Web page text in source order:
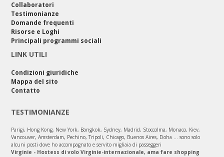
Collaboratori
Testimonianze
Domande frequenti
Risorse e Loghi
Principali programmi sociali
LINK UTILI
Condizioni giuridiche
Mappa del sito
Contatto
TESTIMONIANZE
Parigi, Hong Kong, New York, Bangkok, Sydney, Madrid, Stoccolma, Monaco, Kiev,
Vancouver, Amsterdam, Pechino, Tripoli, Chicago, Buenos Aires, Doha ... sono solo
alcuni posti dove ho accompagnato e servito migliaia di passeggeri
Virginie - Hostess di volo Virginie-internazionale, ama fare shopping